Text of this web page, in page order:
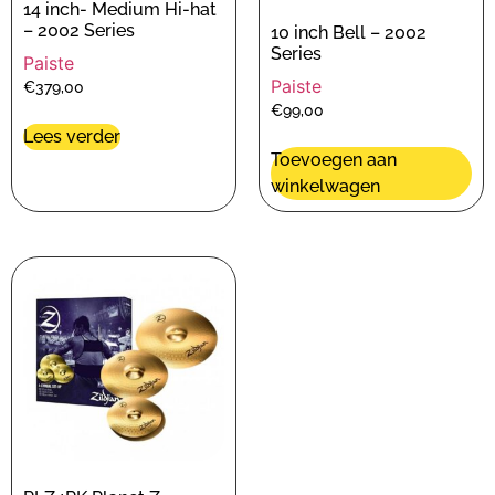
14 inch- Medium Hi-hat
– 2002 Series
Paiste
€379,00
Lees verder
10 inch Bell – 2002
Series
Paiste
€99,00
Toevoegen aan
winkelwagen